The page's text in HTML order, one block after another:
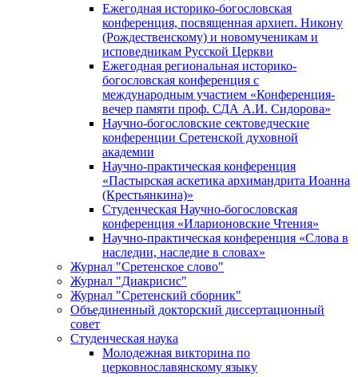
Ежегодная историко-богословская
конференция, посвященная архиеп. Никону
(Рождественскому) и новомученикам и
исповедникам Русской Церкви
Ежегодная региональная историко-
богословская конференция с
международным участием «Конференция-
вечер памяти проф. СДА А.И. Сидорова»
Научно-богословские сектоведческие
конференции Сретенской духовной
академии
Научно-практическая конференция
«Пастырская аскетика архимандрита Иоанна
(Крестьянкина)»
Студенческая Научно-богословская
конференция «Иларионовские Чтения»
Научно-практическая конференция «Cлова в
наследии, наследие в словах»
Журнал "Сретенское слово"
Журнал "Диакрисис"
Журнал "Сретенский сборник"
Объединенный докторский диссертационный
совет
Студенческая наука
Молодежная викторина по
церковнославянскому языку